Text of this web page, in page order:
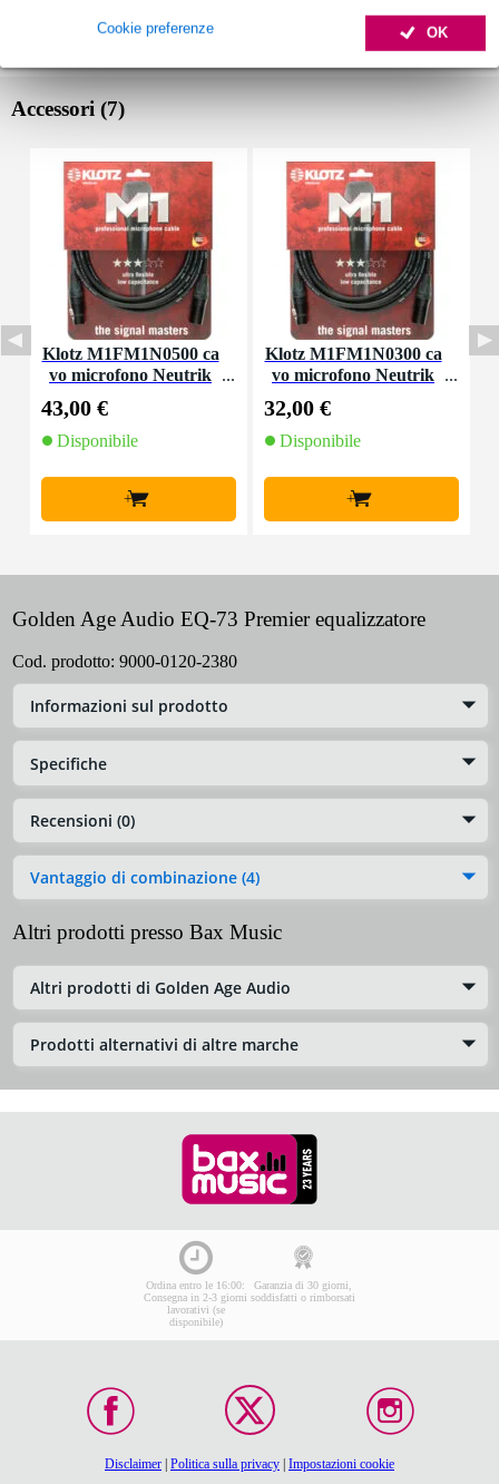
OK
Cookie preferenze
Accessori (7)
Klotz M1FM1N0500 ca
vo microfono Neutrik
43,00 €
Disponibile
+
Klotz M1FM1N0300 ca
vo microfono Neutrik
32,00 €
Disponibile
+
Golden Age Audio EQ-73 Premier equalizzatore
Cod. prodotto: 9000-0120-2380
Informazioni sul prodotto
Specifiche
Recensioni (0)
Vantaggio di combinazione (4)
Altri prodotti presso Bax Music
Altri prodotti di Golden Age Audio
Prodotti alternativi di altre marche
Ordina entro le 16:00:
Consegna in 2-3 giorni
lavorativi (se
disponibile)
Garanzia di 30 giorni,
soddisfatti o rimborsati
Disclaimer Politica sulla privacy Impostazioni cookie